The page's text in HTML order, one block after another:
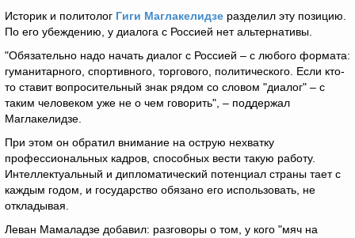
Историк и политолог Гиги Маглакелидзе разделил эту позицию.
По его убеждению, у диалога с Россией нет альтернативы.
"Обязательно надо начать диалог с Россией – с любого формата:
гуманитарного, спортивного, торгового, политического. Если кто-
то ставит вопросительный знак рядом со словом "диалог" – с
таким человеком уже не о чем говорить", – поддержал
Маглакелидзе.
При этом он обратил внимание на острую нехватку
профессиональных кадров, способных вести такую работу.
Интеллектуальный и дипломатический потенциал страны тает с
каждым годом, и государство обязано его использовать, не
откладывая.
Леван Мамаладзе добавил: разговоры о том, у кого "мяч на